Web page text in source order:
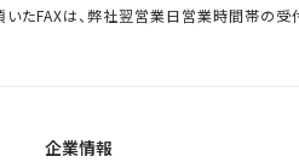
たFAXは、弊社翌営業日営業時間帯の受
企業情報